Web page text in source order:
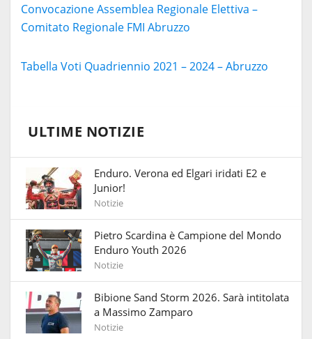
Convocazione Assemblea Regionale Elettiva –
Comitato Regionale FMI Abruzzo
Tabella Voti Quadriennio 2021 – 2024 – Abruzzo
ULTIME NOTIZIE
Enduro. Verona ed Elgari iridati E2 e
Junior!
Notizie
Pietro Scardina è Campione del Mondo
Enduro Youth 2026
Notizie
Bibione Sand Storm 2026. Sarà intitolata
a Massimo Zamparo
Notizie